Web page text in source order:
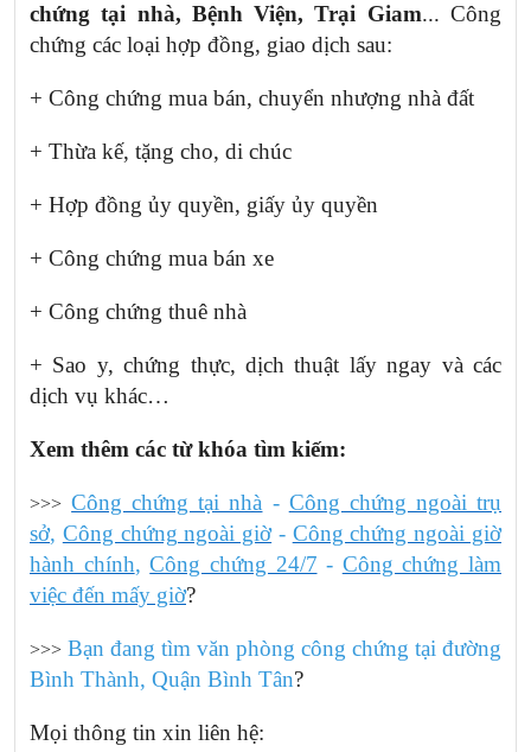
chứng tại nhà, Bệnh Viện, Trại Giam... Công
chứng các loại hợp đồng, giao dịch sau:
+ Công chứng mua bán, chuyển nhượng nhà đất
+ Thừa kế, tặng cho, di chúc
+ Hợp đồng ủy quyền, giấy ủy quyền
+ Công chứng mua bán xe
+ Công chứng thuê nhà
+ Sao y, chứng thực, dịch thuật lấy ngay và các
dịch vụ khác…
Xem thêm các từ khóa tìm kiếm:
>>> Công chứng tại nhà - Công chứng ngoài trụ
sở, Công chứng ngoài giờ- Công chứng ngoài giờ
hành chính,Công chứng 24/7 - Công chứng làm
việc đến mấy giờ?
>>> Bạn đang tìm văn phòng công chứng tại đường
Bình Thành, Quận Bình Tân?
Mọi thông tin xin liên hệ: